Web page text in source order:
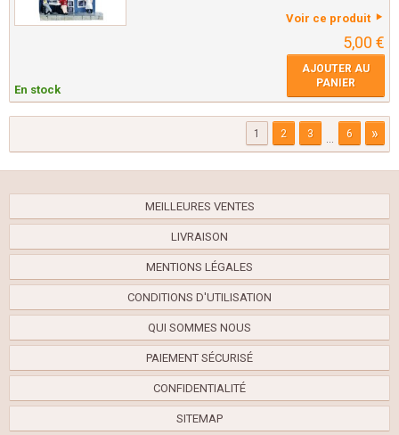
Voir ce produit
5,00 €
En stock
AJOUTER AU
PANIER
1 2 3 ... 6 »
MEILLEURES VENTES
LIVRAISON
MENTIONS LÉGALES
CONDITIONS D'UTILISATION
QUI SOMMES NOUS
PAIEMENT SÉCURISÉ
CONFIDENTIALITÉ
SITEMAP